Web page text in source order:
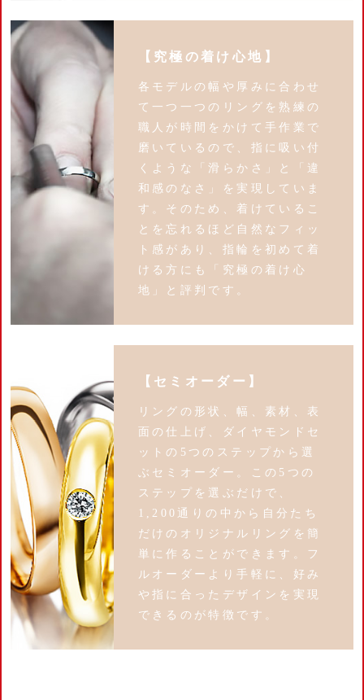
【究極の着け心地】
各モデルの幅や厚みに合わせ
て一つ一つのリングを熟練の
職人が時間をかけて手作業で
磨いているので、指に吸い付
くような「滑らかさ」と「違
和感のなさ」を実現していま
す。そのため、着けているこ
とを忘れるほど自然なフィッ
ト感があり、指輪を初めて着
ける方にも「究極の着け心
地」と評判です。
【セミオーダー】
リングの形状、幅、素材、表
面の仕上げ、ダイヤモンドセ
ットの5つのステップから選
ぶセミオーダー。この5つの
ステップを選ぶだけで、
1,200通りの中から自分たち
だけのオリジナルリングを簡
単に作ることができます。フ
ルオーダーより手軽に、好み
や指に合ったデザインを実現
できるのが特徴です。